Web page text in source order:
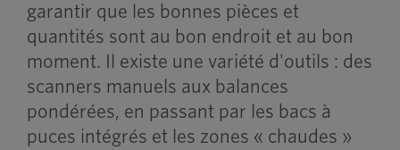
garantir que les bonnes pièces et
quantités sont au bon endroit et au bon
moment. Il existe une variété d'outils : des
scanners manuels aux balances
pondérées, en passant par les bacs à
puces intégrés et les zones « chaudes »